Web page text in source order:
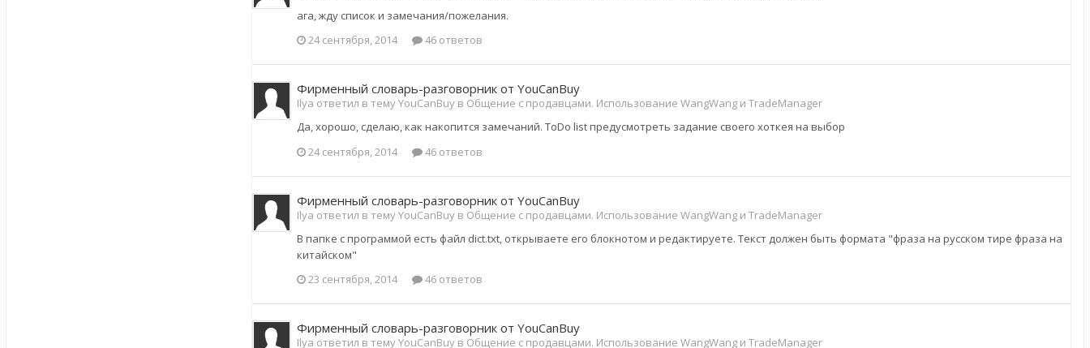
ага, жду список и замечания/пожелания.
24 сентября, 2014
46 ответов
Фирменный словарь-разговорник от YouCanBuy
Ilya ответил в тему YouCanBuy в Общение с продавцами. Использование WangWang и TradeManager
Да, хорошо, сделаю, как накопится замечаний. ToDo list предусмотреть задание своего хоткея на выбор
24 сентября, 2014
46 ответов
Фирменный словарь-разговорник от YouCanBuy
Ilya ответил в тему YouCanBuy в Общение с продавцами. Использование WangWang и TradeManager
В папке с программой есть файл dict.txt, открываете его блокнотом и редактируете. Текст должен быть формата "фраза на русском тире фраза на
китайском"
23 сентября, 2014
46 ответов
Фирменный словарь-разговорник от YouCanBuy
Ilya ответил в тему YouCanBuy в Общение с продавцами. Использование WangWang и TradeManager